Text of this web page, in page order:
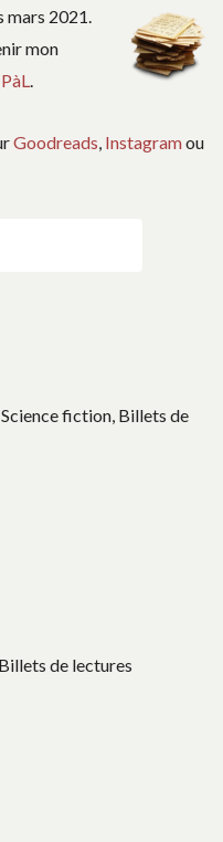
mars 2021.
mon
.
Goodreads Instagramou
fiction, Billets de
de lectures